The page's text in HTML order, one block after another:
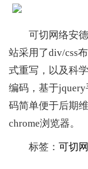
可切网络安
站采用了div/css
式重写，以及科
编码，基于
码简单便于后期
chrome浏览器。
标签： 可切